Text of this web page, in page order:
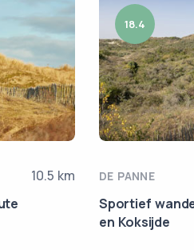
10.5 km
18.4
DE PANNE
Sportief
en Koksijde